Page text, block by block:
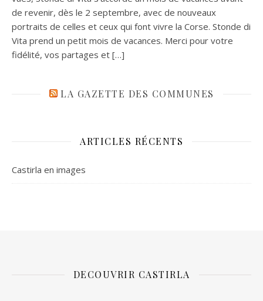
de revenir, dès le 2 septembre, avec de nouveaux
portraits de celles et ceux qui font vivre la Corse. Stonde di
Vita prend un petit mois de vacances. Merci pour votre
fidélité, vos partages et […]
LA GAZETTE DES COMMUNES
ARTICLES RÉCENTS
Castirla en images
DECOUVRIR CASTIRLA